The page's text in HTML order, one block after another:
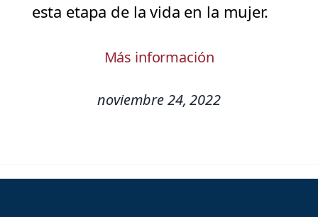
esta etapa de la vida en la mujer.
Más información
noviembre 24, 2022